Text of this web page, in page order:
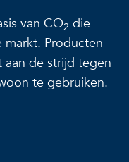
van CO2 die
markt. Producten
de strijd tegen
te gebruiken.